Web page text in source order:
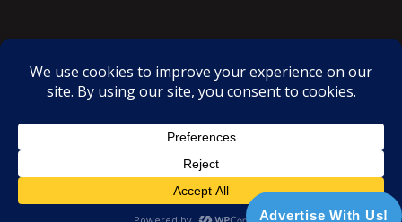
Proudly powered by WordPress |Theme: SuperMag byAcme
Themes
Advertise With Us!